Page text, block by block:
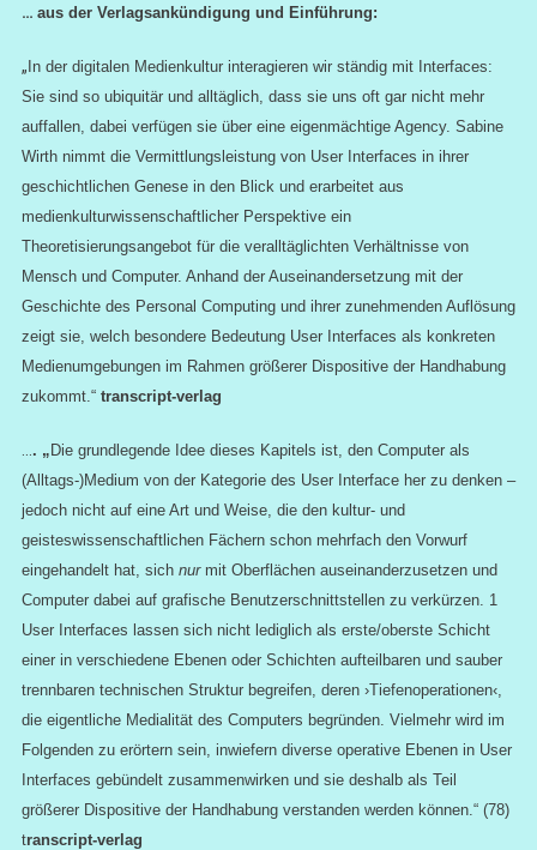
… aus der Verlagsankündigung und Einführung:
„ In der digitalen Medienkultur interagieren wir ständig mit Interfaces:
Sie sind so ubiquitär und alltäglich, dass sie uns oft gar nicht mehr
auffallen, dabei verfügen sie über eine eigenmächtige Agency. Sabine
Wirth nimmt die Vermittlungsleistung von User Interfaces in ihrer
geschichtlichen Genese in den Blick und erarbeitet aus
medienkulturwissenschaftlicher Perspektive ein
Theoretisierungsangebot für die veralltäglichten Verhältnisse von
Mensch und Computer. Anhand der Auseinandersetzung mit der
Geschichte des Personal Computing und ihrer zunehmenden Auflösung
zeigt sie, welch besondere Bedeutung User Interfaces als konkreten
Medienumgebungen im Rahmen größerer Dispositive der Handhabung
zukommt.“ transcript-verlag
. „ Die grundlegende Idee dieses Kapitels ist, den Computer als
(Alltags-)Medium von der Kategorie des User Interface her zu denken –
jedoch nicht auf eine Art und Weise, die den kultur- und
geisteswissenschaftlichen Fächern schon mehrfach den Vorwurf
eingehandelt hat, sich nur mit Oberflächen auseinanderzusetzen und
Computer dabei auf grafische Benutzerschnittstellen zu verkürzen. 1
User Interfaces lassen sich nicht lediglich als erste/oberste Schicht
einer in verschiedene Ebenen oder Schichten aufteilbaren und sauber
trennbaren technischen Struktur begreifen, deren ›Tiefenoperationen‹,
die eigentliche Medialität des Computers begründen. Vielmehr wird im
Folgenden zu erörtern sein, inwiefern diverse operative Ebenen in User
Interfaces gebündelt zusammenwirken und sie deshalb als Teil
größerer Dispositive der Handhabung verstanden werden können.“ (78)
transcript-verlag